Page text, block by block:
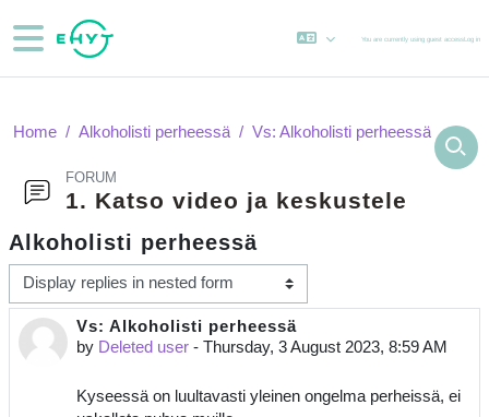
Side panel
You are currently using guest accessLog in
Home Alkoholisti perheessä Vs: Alkoholisti perheessä
FORUM
1. Katso video ja keskustele
Alkoholisti perheessä
Display mode
Vs: Alkoholisti perheessä
by Deleted user - Thursday, 3 August 2023, 8:59 AM
Number of replies: 0
Kyseessä on luultavasti yleinen ongelma perheissä, ei